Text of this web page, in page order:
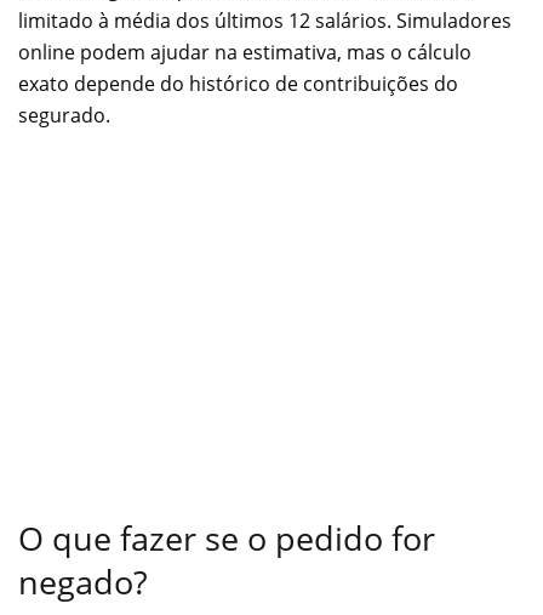
limitado à média dos últimos 12 salários. Simuladores
online podem ajudar na estimativa, mas o cálculo
exato depende do histórico de contribuições do
segurado.
O que fazer se o pedido for
negado?